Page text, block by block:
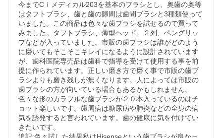
今までCｉメディカル203を基本のブラシとし、奥歯の奥等
はタフトブラシ、歯と歯の隙間は歯間ブラシと3種類使って
いました。この商品は色々な歯ブラシを試せるので買って
みました。タフトブラシ、薄型ヘッド、２列、ペングリッ
プなどが入っていました。市販の歯ブラシは誰がどのよう
に磨いてもそこそこキレイになるように設計されています
が、歯科医院専売品は歯科で指導を受けて使用する事を前
提に作られています。正しい磨き方で磨く事で市販の歯ブ
ラシよりも磨き残しが無くなります。人によっては市販の
歯ブラシの方が向いている場合もあるかもしれません。
色々な形のカラフルな歯ブラシが２０本入っているのはチ
ョット楽しいです。歯周病は糖尿病や肺炎などの全身の病
気を誘発すると言われています。歯の健康に気を付けてい
きたいです。